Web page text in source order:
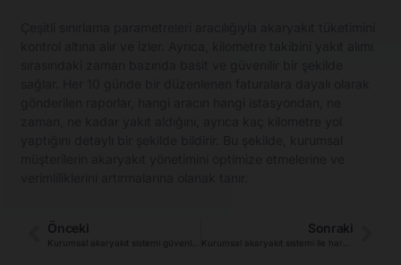
Önceki Sonraki